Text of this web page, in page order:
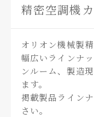
精密空調機
オリオン機械製
幅広いラインナ
ンルーム、製造
ます。
掲載製品ライン
さい。